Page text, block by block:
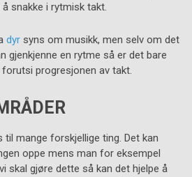
snakke i rytmisk takt.
dyrsyns om musikk, men selv om det
gjenkjenne en rytme så er det bare
progresjonen av takt.
til mange forskjellige ting. Det kan
oppe mens man for eksempel
skal gjøre dette så kan det hjelpe å